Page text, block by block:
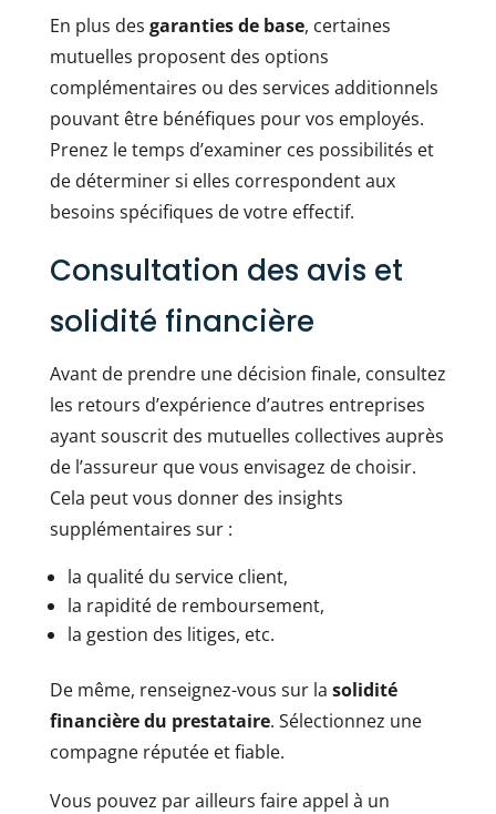
En plus des garanties de base, certaines
mutuelles proposent des options
complémentaires ou des services additionnels
pouvant être bénéfiques pour vos employés.
Prenez le temps d’examiner ces possibilités et
de déterminer si elles correspondent aux
besoins spécifiques de votre effectif.
Consultation des avis et
solidité financière
Avant de prendre une décision finale, consultez
les retours d’expérience d’autres entreprises
ayant souscrit des mutuelles collectives auprès
de l’assureur que vous envisagez de choisir.
Cela peut vous donner des insights
supplémentaires sur :
la qualité du service client,
la rapidité de remboursement,
la gestion des litiges, etc.
De même, renseignez-vous sur la solidité
financière du prestataire. Sélectionnez une
compagne réputée et fiable.
Vous pouvez par ailleurs faire appel à un